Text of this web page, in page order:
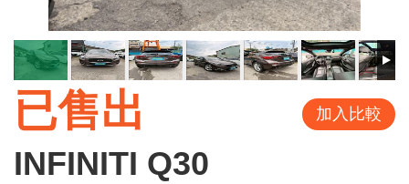
已售出 加入比較
INFINITI Q30